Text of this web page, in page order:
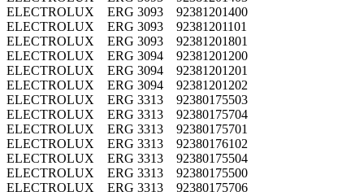
ELECTROLUX ERG 3093 92381201400
ELECTROLUX ERG 3093 92381201101
ELECTROLUX ERG 3093 92381201801
ELECTROLUX ERG 3094 92381201200
ELECTROLUX ERG 3094 92381201201
ELECTROLUX ERG 3094 92381201202
ELECTROLUX ERG 3313 92380175503
ELECTROLUX ERG 3313 92380175704
ELECTROLUX ERG 3313 92380175701
ELECTROLUX ERG 3313 92380176102
ELECTROLUX ERG 3313 92380175504
ELECTROLUX ERG 3313 92380175500
ELECTROLUX ERG 3313 92380175706